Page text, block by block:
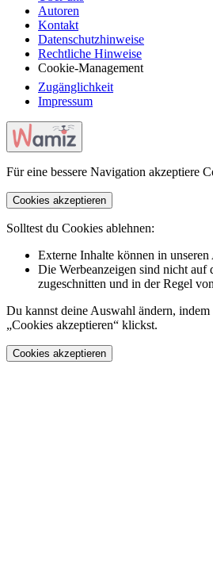
Autoren
Kontakt
Datenschutzhinweise
Rechtliche Hinweise
Cookie-Management
Zugänglichkeit
Impressum
Für eine bessere Navigation akzeptiere
Cookies akzeptieren
Solltest du Cookies ablehnen:
Externe Inhalte können in
Die Werbeanzeigen sind nicht auf
zugeschnitten und in der Regel
Du kannst deine Auswahl ändern,
„Cookies akzeptieren“ klickst.
Cookies akzeptieren